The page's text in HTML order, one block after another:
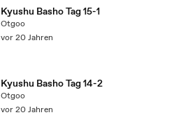
Kyushu Basho Tag 15-1
Otgoo
vor 20 Jahren
Kyushu Basho Tag 14-2
Otgoo
vor 20 Jahren